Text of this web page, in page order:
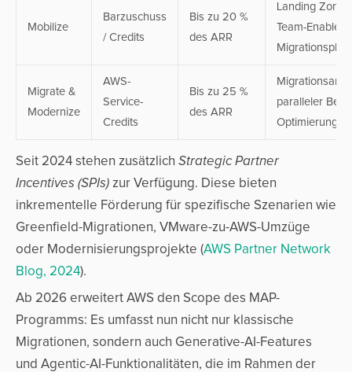
Mobilize
Barzuschuss
/ Credits
Bis zu 20 %
des ARR
Landing Zone,
Team-
Migrate &
Modernize
AWS-
Service-
Credits
Bis zu 25 %
des ARR
paralleler
Optimierung
Seit 2024 stehen zusätzlich Strategic Partner
Incentives (SPIs) zur Verfügung. Diese bieten
inkrementelle Förderung für spezifische Szenarien wie
Greenfield-Migrationen, VMware-zu-AWS-Umzüge
oder Modernisierungsprojekte (AWS Partner Network
Blog, 2024).
Ab 2026 erweitert AWS den Scope des MAP-
Programms: Es umfasst nun nicht nur klassische
Migrationen, sondern auch Generative-AI-Features
und Agentic-AI-Funktionalitäten, die im Rahmen der